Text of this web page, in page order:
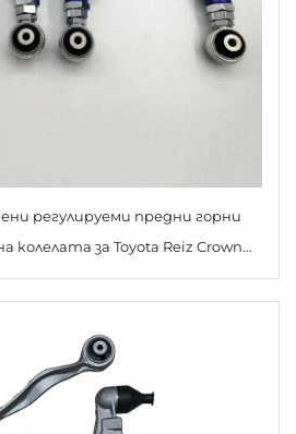
регулируеми предни горни
колелата за Toyota Reiz Crown
IS250 300